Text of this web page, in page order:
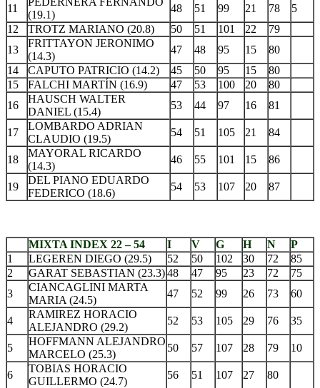
11
(19.1)
48 51 99 21 78
5
12
TROTZ MARIANO (20.8) 50 51 101 22
79
13
FRITTAYON JERONIMO
(14.3)
47 48 95 15
80
14
CAPUTO PATRICIO (14.2) 45 50 95 15
80
15
FALCHI MARTÍN (16.9) 47 53 100 20
80
16
HAUSCH WALTER
DANIEL (15.4)
53 44 97 16 81
17
LOMBARDO ADRIAN
CLAUDIO (19.5)
54 51 105 21 84
18
MAYORAL RICARDO
(14.3)
46 55 101 15 86
19
DEL PIANO EDUARDO
FEDERICO (18.6)
54 53 107 20 87
MIXTA INDEX 22 – 54 I V G H N
P
1
LEGEREN DIEGO (29.5) 52 50 102 30 72
85
2
GARAT SEBASTIAN (23.3)48 47 95 23 72
75
3
CIANCAGLINI MARTA
MARIA (24.5)
47 52 99 26 73 60
4
RAMIREZ HORACIO
ALEJANDRO (29.2)
52 53 105 29 76 35
5
HOFFMANN ALEJANDRO
MARCELO (25.3)
50 57 107 28 79 10
6
TOBIAS HORACIO
GUILLERMO (24.7)
56 51 107 27 80